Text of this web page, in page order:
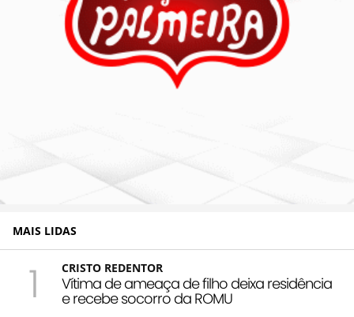
MAIS LIDAS
1 CRISTO REDENTOR
Vítima de ameaça de filho deixa residência
e recebe socorro da ROMU